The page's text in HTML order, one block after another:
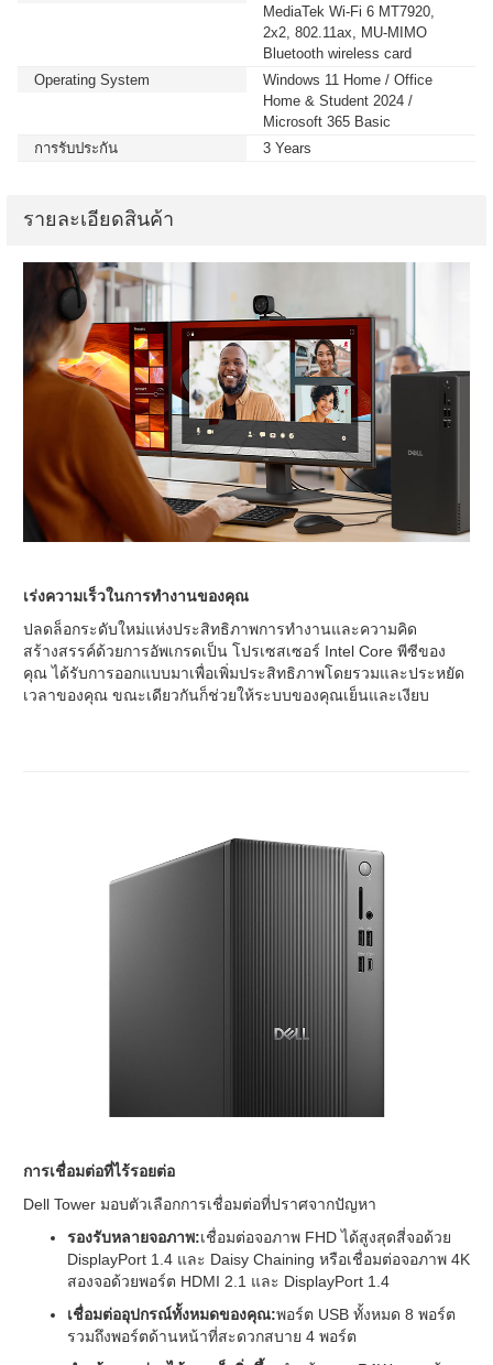
MediaTek Wi-Fi 6 MT7920,
2x2, 802.11ax, MU-MIMO
Bluetooth wireless card
Operating System
Windows 11 Home / Office
Home & Student 2024 /
Microsoft 365 Basic
การรับประกัน
3 Years
รายละเอียดสินค้า
เร่งความเร็วในการทำงานของคุณ
ปลดล็อกระดับใหม่แห่งประสิทธิภาพการทำงานและความคิด
สร้างสรรค์ด้วยการอัพเกรดเป็น โปรเซสเซอร์ Intel Core พีซีของ
คุณ ได้รับการออกแบบมาเพื่อเพิ่มประสิทธิภาพโดยรวมและประหยัด
เวลาของคุณ ขณะเดียวกันก็ช่วยให้ระบบของคุณเย็นและเงียบ
การเชื่อมต่อที่ไร้รอยต่อ
Dell Tower มอบตัวเลือกการเชื่อมต่อที่ปราศจากปัญหา
รองรับหลายจอภาพ:เชื่อมต่อจอภาพ FHD ได้สูงสุดสี่จอด้วย
DisplayPort 1.4 และ Daisy Chaining หรือเชื่อมต่อจอภาพ 4K
สองจอด้วยพอร์ต HDMI 2.1 และ DisplayPort 1.4
เชื่อมต่ออุปกรณ์ทั้งหมดของคุณ:พอร์ต USB ทั้งหมด 8 พอร์ต
รวมถึงพอร์ตด้านหน้าที่สะดวกสบาย 4 พอร์ต